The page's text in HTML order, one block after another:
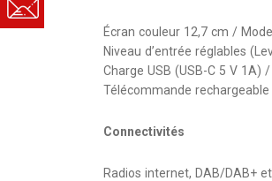
Écran couleur 12,7 cm /
Niveau d’entrée réglables
Charge USB (USB-C 5 V 1A)
Télécommande
Connectivités
Radios internet, DAB/DAB+